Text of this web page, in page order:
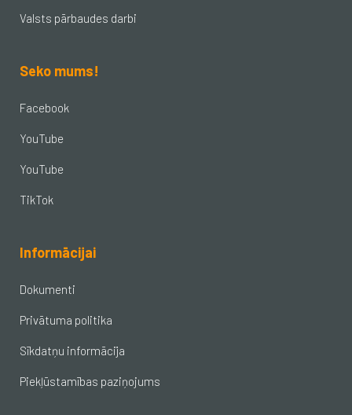
Valsts pārbaudes darbi
Seko mums!
Facebook
YouTube
YouTube
TikTok
Informācijai
Dokumenti
Privātuma politika
Sīkdatņu informācija
Piekļūstamības paziņojums